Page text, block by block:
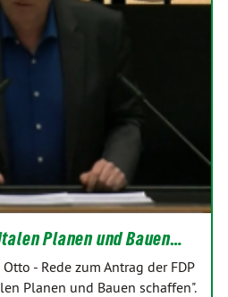
Planen und Bauen…
Otto - Rede zum Antrag der FDP
Planen und Bauen schaffen".